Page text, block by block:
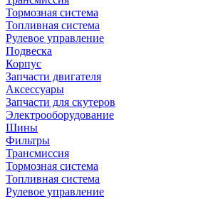
Тормозная система
Топливная система
Рулевое управление
Подвеска
Корпус
Запчасти двигателя
Аксессуары
Запчасти для скутеров
Электрооборудование
Шины
Фильтры
Трансмиссия
Тормозная система
Топливная система
Рулевое управление